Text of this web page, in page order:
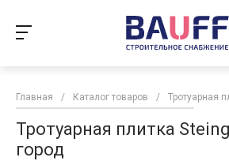
Главная / Каталог товаров / Тротуарная
Тротуарная плитка
город